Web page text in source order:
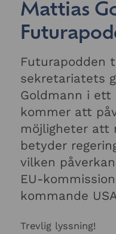
Mattias
Futurapodden
sekretariatets
Goldmann i ett
kommer att
möjligheter att
betyder
vilken
EU-
kommande
Trevlig lyssning!